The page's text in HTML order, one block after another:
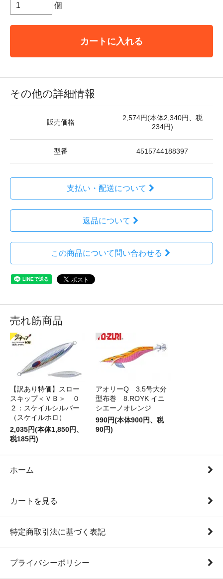
個
カートに入れる
その他の詳細情報
販売価格
2,574円(本体2,340円、税
234円)
型番 4515744188397
支払い・配送について
返品について
この商品について問い合わせる
売れ筋商品
【訳あり特価】スロー
スキップ＜ＶＢ＞ ０
２：スケイルシルバー
（スケイルホロ）
2,035円(本体1,850円、
税185円)
アオリーQ 3.5号大分
型布巻 8.ROYK イニ
シエーノオレンジ
990円(本体900円、税
90円)
ホーム
カートを見る
特定商取引法に基づく表記
プライバシーポリシー